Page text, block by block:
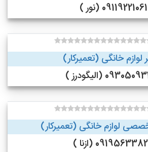
09119221061 (نور )
لوازم خانگی (تعمیرکار)
(الیگودرز )
لوازم خانگی (تعمیرکار)
(ازنا )